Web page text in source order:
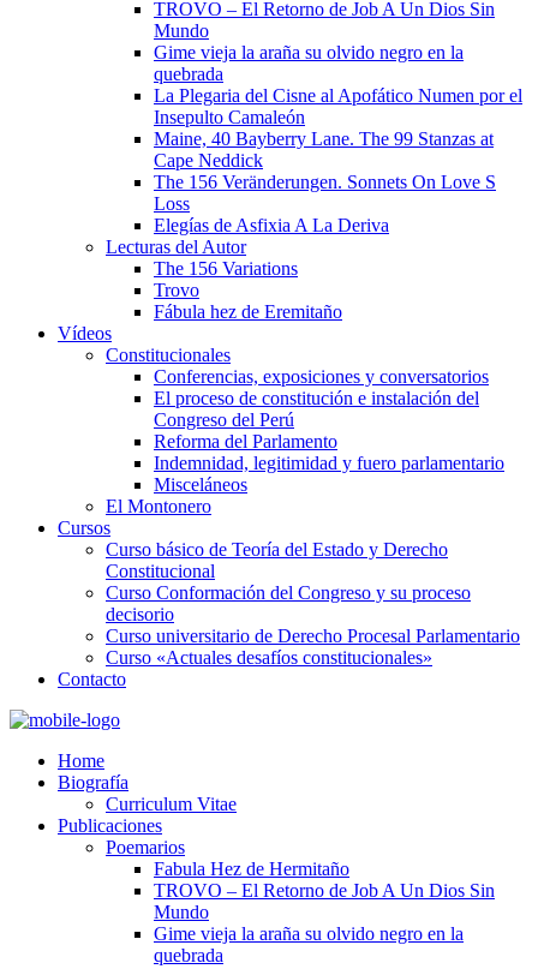
TROVO – El Retorno de Job A Un Dios Sin
Mundo
Gime vieja la araña su olvido negro en la
quebrada
La Plegaria del Cisne al Apofático Numen por el
Insepulto Camaleón
Maine, 40 Bayberry Lane. The 99 Stanzas at
Cape Neddick
The 156 Veränderungen. Sonnets On Love S
Loss
Elegías de Asfixia A La Deriva
Lecturas del Autor
The 156 Variations
Trovo
Fábula hez de Eremitaño
Vídeos
Constitucionales
Conferencias, exposiciones y conversatorios
El proceso de constitución e instalación del
Congreso del Perú
Reforma del Parlamento
Indemnidad, legitimidad y fuero parlamentario
Misceláneos
El Montonero
Cursos
Curso básico de Teoría del Estado y Derecho
Constitucional
Curso Conformación del Congreso y su proceso
decisorio
Curso universitario de Derecho Procesal Parlamentario
Curso «Actuales desafíos constitucionales»
Contacto
Home
Biografía
Curriculum Vitae​
Publicaciones
Poemarios
Fabula Hez de Hermitaño
TROVO – El Retorno de Job A Un Dios Sin
Mundo
Gime vieja la araña su olvido negro en la
quebrada